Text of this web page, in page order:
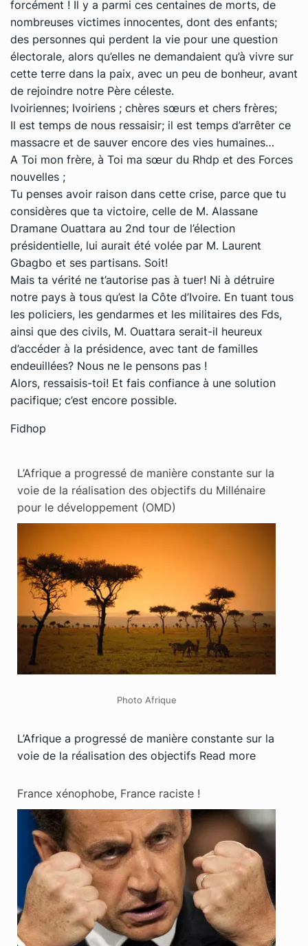
forcément ! Il y a parmi ces centaines de morts, de
nombreuses victimes innocentes, dont des enfants;
des personnes qui perdent la vie pour une question
électorale, alors qu’elles ne demandaient qu’à vivre sur
cette terre dans la paix, avec un peu de bonheur, avant
de rejoindre notre Père céleste.
Ivoiriennes; Ivoiriens ; chères sœurs et chers frères;
Il est temps de nous ressaisir; il est temps d’arrêter ce
massacre et de sauver encore des vies humaines…
A Toi mon frère, à Toi ma sœur du Rhdp et des Forces
nouvelles ;
Tu penses avoir raison dans cette crise, parce que tu
considères que ta victoire, celle de M. Alassane
Dramane Ouattara au 2nd tour de l’élection
présidentielle, lui aurait été volée par M. Laurent
Gbagbo et ses partisans. Soit!
Mais ta vérité ne t’autorise pas à tuer! Ni à détruire
notre pays à tous qu’est la Côte d’Ivoire. En tuant tous
les policiers, les gendarmes et les militaires des Fds,
ainsi que des civils, M. Ouattara serait-il heureux
d’accéder à la présidence, avec tant de familles
endeuillées? Nous ne le pensons pas !
Alors, ressaisis-toi! Et fais confiance à une solution
pacifique; c’est encore possible.
Fidhop
L’Afrique a progressé de manière constante sur la
voie de la réalisation des objectifs du Millénaire
pour le développement (OMD)
Photo Afrique
L’Afrique a progressé de manière constante sur la
voie de la réalisation des objectifs Read more
France xénophobe, France raciste !